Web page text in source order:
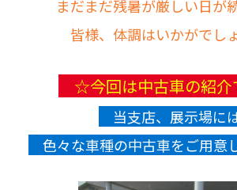
まだまだ残暑が厳しい日が
皆様、体調はいかがでし
☆今回は中古車の紹
当支店、展示場に
色々な車種の中古車をご用意